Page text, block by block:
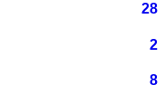
28
2
8